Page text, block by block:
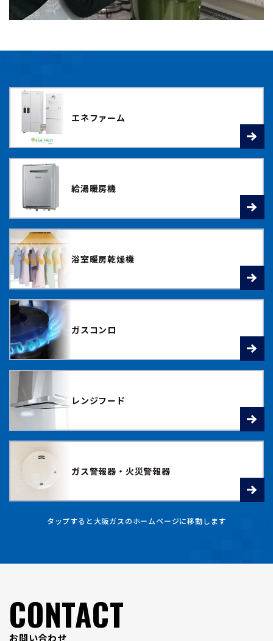
エネファーム
給湯暖房機
浴室暖房乾燥機
ガスコンロ
レンジフード
ガス警報器・火災警報器
タップすると大阪ガスのホームページに移動します
CONTACT
お問い合わせ